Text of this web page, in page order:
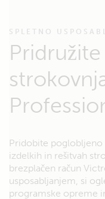
SPLETNO
Pridružite
Pridobite poglobljeno
izdelkih in rešitvah
brezplačen račun
usposabljanjem, si
programske opreme